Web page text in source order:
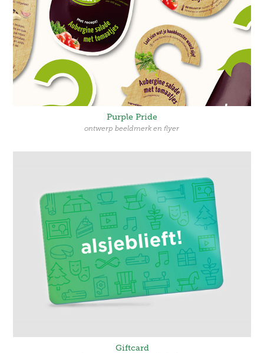
Purple Pride
ontwerp beeldmerk en flyer
Giftcard